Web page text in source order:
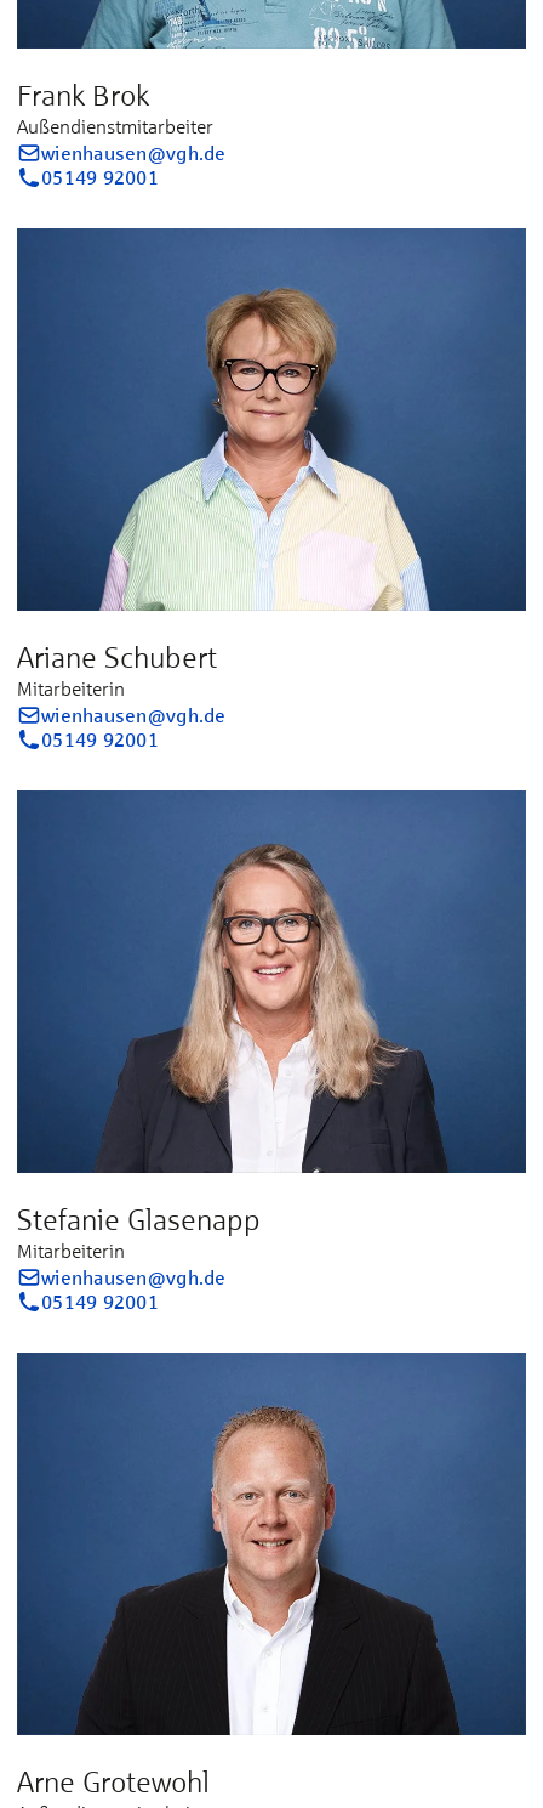
Frank Brok
Außendienstmitarbeiter
wienhausen@vgh.de
05149 92001
Ariane Schubert
Mitarbeiterin
wienhausen@vgh.de
05149 92001
Stefanie Glasenapp
Mitarbeiterin
wienhausen@vgh.de
05149 92001
Arne Grotewohl